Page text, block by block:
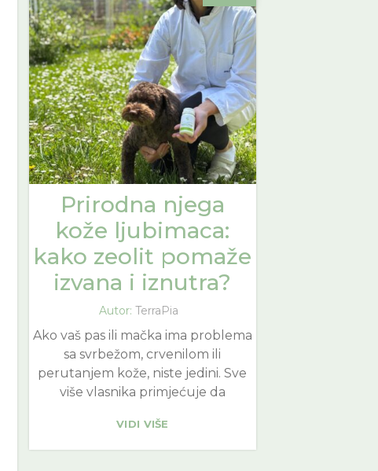
Prirodna njega
kože ljubimaca:
kako zeolit pomaže
izvana i iznutra?
Autor: TerraPia
Ako vaš pas ili mačka ima problema
sa svrbežom, crvenilom ili
perutanjem kože, niste jedini. Sve
više vlasnika primjećuje da
VIDI VIŠE